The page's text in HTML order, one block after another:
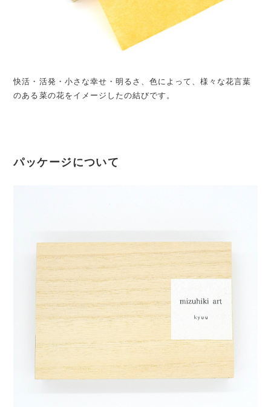
快活・活発・小さな幸せ・明るさ、色によって、様々な花言葉
のある菜の花をイメージしたの結びです。
パッケージについて